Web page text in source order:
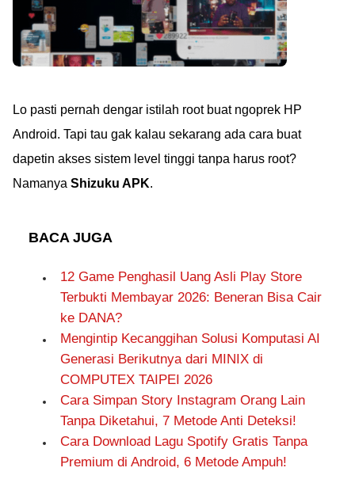
Lo pasti pernah dengar istilah root buat ngoprek HP
Android. Tapi tau gak kalau sekarang ada cara buat
dapetin akses sistem level tinggi tanpa harus root?
Namanya Shizuku APK.
BACA JUGA
12 Game Penghasil Uang Asli Play Store
Terbukti Membayar 2026: Beneran Bisa Cair
ke DANA?
Mengintip Kecanggihan Solusi Komputasi AI
Generasi Berikutnya dari MINIX di
COMPUTEX TAIPEI 2026
Cara Simpan Story Instagram Orang Lain
Tanpa Diketahui, 7 Metode Anti Deteksi!
Cara Download Lagu Spotify Gratis Tanpa
Premium di Android, 6 Metode Ampuh!